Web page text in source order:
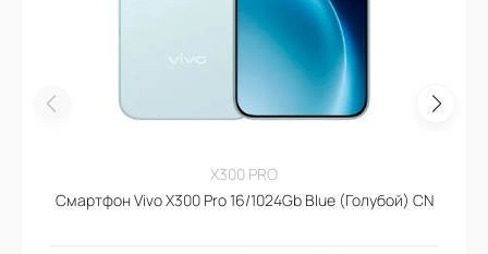
X300 PRO
Смартфон Vivo X300 Pro 16/1024Gb Blue (Голубой) CN